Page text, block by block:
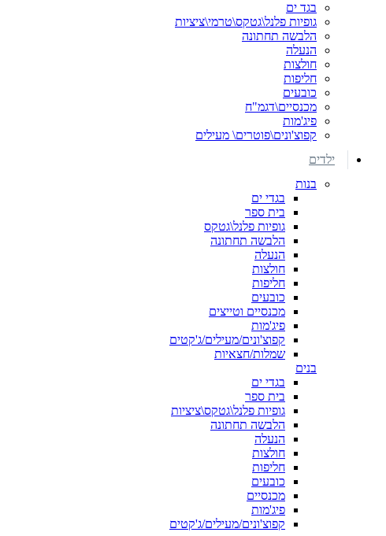
בגד ים
גופיות פלנל\גטקס\טרמי\ציציות
הלבשה תחתונה
הנעלה
חולצות
חליפות
כובעים
מכנסיים\דגמ"ח
פיג'מות
קפוצ'ונים\פוטרים\ מעילים
ילדים
בנות
בגדי ים
בית ספר
גופיות פלנל\גטקס
הלבשה תחתונה
הנעלה
חולצות
חליפות
כובעים
מכנסיים וטייצים
פיג'מות
קפוצ'ונים/מעילים/ג'קטים
שמלות/חצאיות
בנים
בגדי ים
בית ספר
גופיות פלנל\גטקס\ציציות
הלבשה תחתונה
הנעלה
חולצות
חליפות
כובעים
מכנסיים
פיג'מות
קפוצ'ונים/מעילים/ג'קטים